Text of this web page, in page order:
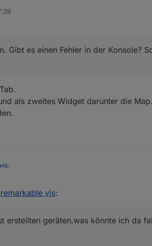
Gibt es einen Fehler in der Konsole?
als zweites Widget darunter die
:
Alle die, die du drin hast, werden durch
fehlen, sondern meinte damit das ich sie
vis:
erstellten geräten,was könnte ich da